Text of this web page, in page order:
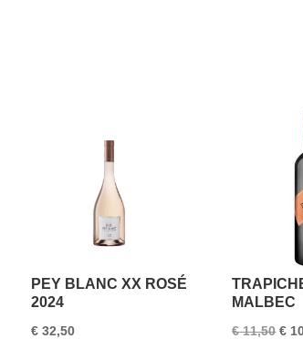
PEY BLANC XX ROSÉ
2024
€32,50
MALBEC
€11,50 €